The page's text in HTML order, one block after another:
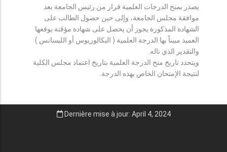
يصدر بمنح الدرجات العلمية قرار من رئيس الجامعة بعد
موافقة مجلس الجامعة، وإلى حين حصول الطالب على
الشهادة المذكورة يجوز أن يحصل على شهادة مؤقتة يوقعها
العميد مبيناً بها الدرجة العلمية ( البكالوريوس أو الليسانس )
والتقدير الذي ناله.
ويتحدد تاريخ منح الدرجة العلمية بتاريخ اعتماد مجلس الكلية
لنتيجة الإمتحان الخاص بهذه الدرجة.
Dernière mise à jour: April 4, 2024